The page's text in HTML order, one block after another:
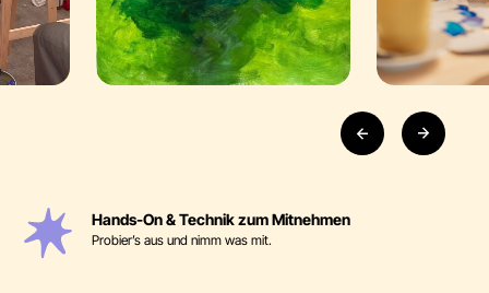
Hands-On & Technik zum Mitnehmen
Probier’s aus und nimm was mit.